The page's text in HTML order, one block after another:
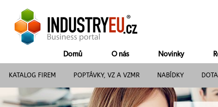
Domů O nás Novinky
KATALOG FIREM POPTÁVKY, VZ A VZMR NABÍDKY